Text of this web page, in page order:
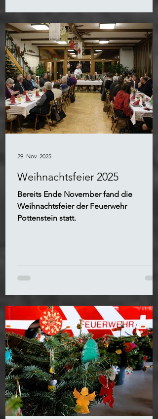
Weihnachtsfeier 2025
Bereits Ende November fand die
Weihnachtsfeier der Feuerwehr
Pottenstein statt.
29. Nov. 2025